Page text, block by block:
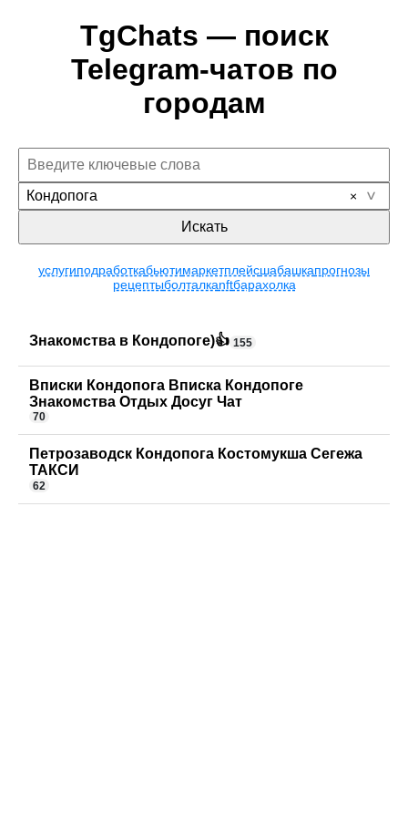
TgChats — поиск
Telegram-чатов по
городам
Кондопога
Искать
услугиподработкабьютимаркетплейсшабашкапрогнозы
рецептыболталкаnftбарахолка
Знакомства в Кондопоге)👍 155
Вписки Кондопога Вписка Кондопоге
Знакомства Отдых Досуг Чат
70
Петрозаводск Кондопога Костомукша Сегежа
ТАКСИ
62